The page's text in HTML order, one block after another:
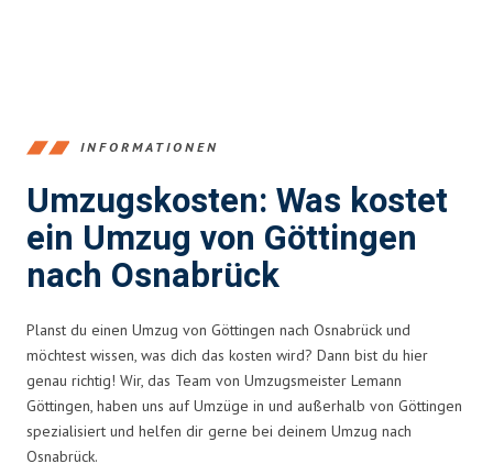
INFORMATIONEN
Umzugskosten: Was kostet
ein Umzug von Göttingen
nach Osnabrück
Planst du einen Umzug von Göttingen nach Osnabrück und
möchtest wissen, was dich das kosten wird? Dann bist du hier
genau richtig! Wir, das Team von Umzugsmeister Lemann
Göttingen, haben uns auf Umzüge in und außerhalb von Göttingen
spezialisiert und helfen dir gerne bei deinem Umzug nach
Osnabrück.